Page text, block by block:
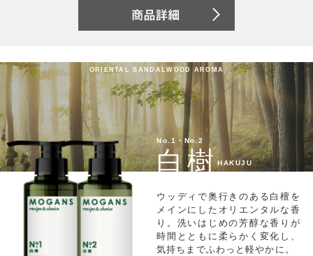
ORIENTAL SANDALWOOD AROMA
No.1・No.2
白樹HAKUJU
ウッディで奥行きのある白檀を
メインにしたオリエンタルな香
り。洗いはじめの芳醇な香りが
時間とともに柔らかく変化し、
気持ちまでふわっと軽やかに。